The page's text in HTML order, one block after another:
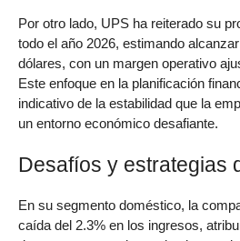
Por otro lado, UPS ha reiterado su
todo el año 2026, estimando
dólares, con un margen operativo
Este enfoque en la planificación
indicativo de la estabilidad que la
un entorno económico desafiante.
Desafíos y estrategias
En su segmento doméstico, la
caída del 2.3% en los ingresos,